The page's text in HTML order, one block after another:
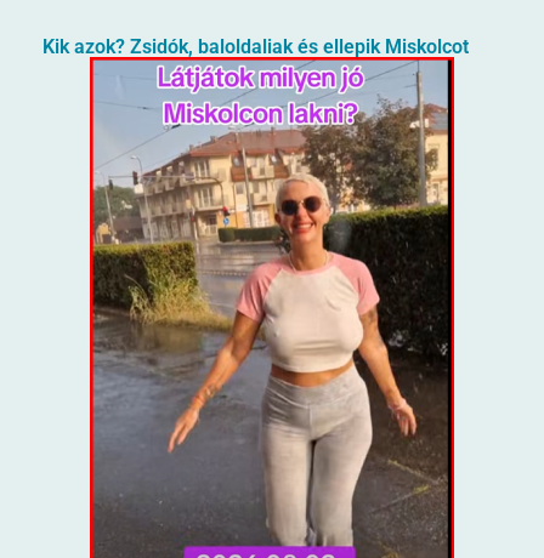
Kik azok? Zsidók, baloldaliak és ellepik Miskolcot